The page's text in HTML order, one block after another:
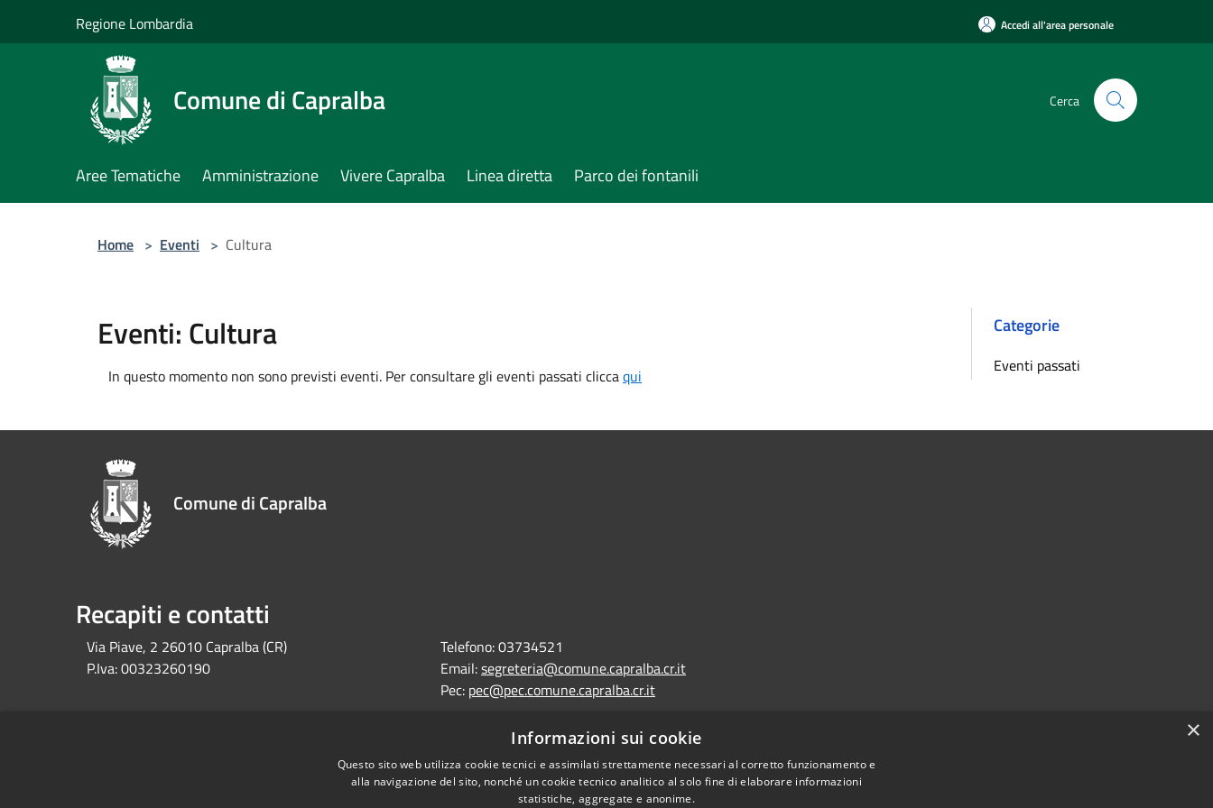
Regione Lombardia Accedi all'area personale
Comune di Capralba Cerca
Aree Tematiche Amministrazione Vivere Capralba Linea diretta Parco dei fontanili
Home > Eventi > Cultura
Eventi: Cultura
In questo momento non sono previsti eventi. Per consultare gli eventi passati cliccaqui
Categorie
Eventi passati
Comune di Capralba
Recapiti e contatti
Via Piave, 2 26010 Capralba (CR)
P.Iva:00323260190
Telefono:03734521
Email:segreteria@comune.capralba.cr.it
Pec: pec@pec.comune.capralba.cr.it
Mappa del sito Copyright © 2026 • Comune di Capralba • Powered by
×
Informazioni sui cookie
Questo sito web utilizza cookie tecnici e assimilati strettamente necessari al corretto funzionamento e
alla navigazione del sito, nonché un cookie tecnico analitico al solo fine di elaborare informazioni
statistiche, aggregate e anonime.